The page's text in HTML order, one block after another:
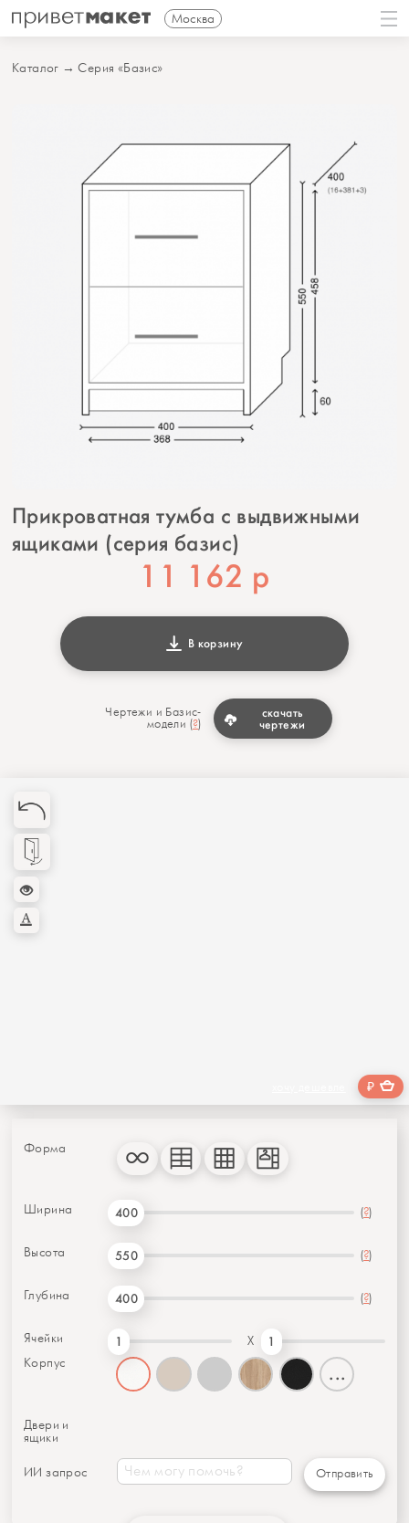
Москва
Каталог →Серия «Базис»
Прикроватная тумба с выдвижными
ящиками (серия базис)
11 162 р
В корзину
Чертежи и Базис-
модели (?)
скачать
чертежи
₽
Форма
Ширина 400 (?)
Высота 550 (?)
Глубина 400 (?)
Ячейки 1 X 1
Корпус ...
Двери и
ящики
ИИ запрос Отправить